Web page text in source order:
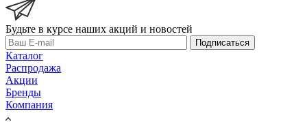
Будьте в курсе наших акций и новостей
Подписаться
Каталог
Распродажа
Акции
Бренды
Компания